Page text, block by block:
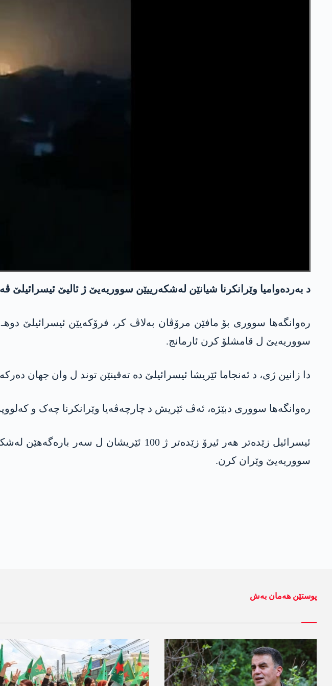
د بەردەوامیا وێرانکرنا شیانێن لەشکەرییێن سووریەیێ ژ ئالیێ
رەوانگەها سووری بۆ مافێن مرۆڤان بەلاڤ کر، فرۆکەیێن ئیسرائیلێ
سووریەیێ ل قامشلۆ کرن ئارمانج.
دا زانین ژی، د ئەنجاما ئێریشا ئیسرائیلێ دە تەقینێن توند ل وان جهان
رەوانگەها سووری دبێژە، ئەڤ ئێریش د چارچەڤەیا وێرانکرنا چەک و
ئیسرائیل زێدەتر هەر ئیرۆ زێدەتر ژ 100
سووریەیێ وێران کرن.
پوستێن ھەمان بەش